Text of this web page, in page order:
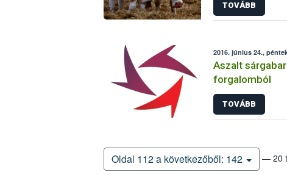
TOVÁBB
2016. június 24.,
Aszalt
forgalomból
TOVÁBB
Oldal 112 a következőből: 142 — 20